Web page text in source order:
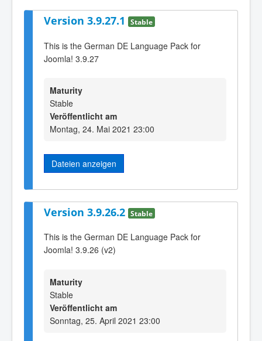
Version 3.9.27.1 Stable
This is the German DE Language Pack for
Joomla! 3.9.27
Maturity
Stable
Veröffentlicht am
Montag, 24. Mai 2021 23:00
Dateien anzeigen
Version 3.9.26.2 Stable
This is the German DE Language Pack for
Joomla! 3.9.26 (v2)
Maturity
Stable
Veröffentlicht am
Sonntag, 25. April 2021 23:00